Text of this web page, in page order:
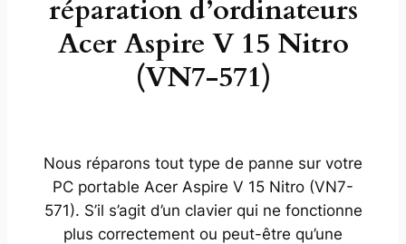
réparation d’ordinateurs
Acer Aspire V 15 Nitro
(VN7-571)
Nous réparons tout type de panne sur votre
PC portable Acer Aspire V 15 Nitro (VN7-
571). S’il s’agit d’un clavier qui ne fonctionne
plus correctement ou peut-être qu’une